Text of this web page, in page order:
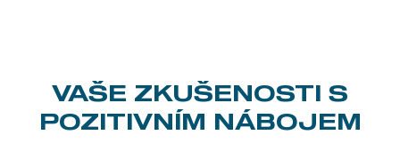
VAŠE ZKUŠENOSTI S
POZITIVNÍM NÁBOJEM